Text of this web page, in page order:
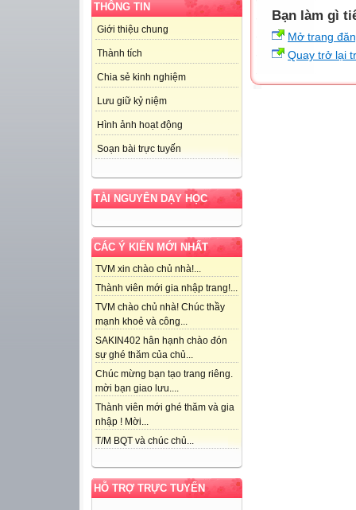
THÔNG TIN
Giới thiệu chung
Thành tích
Chia sẻ kinh nghiệm
Lưu giữ kỷ niệm
Hình ảnh hoạt động
Soạn bài trực tuyến
TÀI NGUYÊN DẠY HỌC
CÁC Ý KIẾN MỚI NHẤT
TVM xin chào chủ nhà!...
Thành viên mới gia nhập trang!...
TVM chào chủ nhà! Chúc thầy
mạnh khoẻ và công...
SAKIN402 hân hạnh chào đón
sự ghé thăm của chủ...
Chúc mừng bạn tạo trang riêng.
mời bạn giao lưu....
Thành viên mới ghé thăm và gia
nhập ! Mời...
T/M BQT và chúc chủ...
HỖ TRỢ TRỰC TUYẾN
Bạn làm gì
Mở trang
Quay trở lại